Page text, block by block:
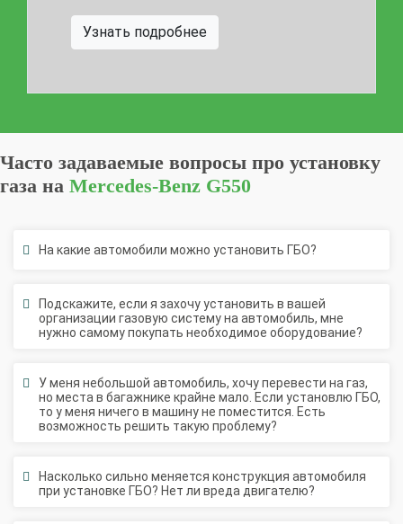
Узнать подробнее
Часто задаваемые вопросы про установку
газа наMercedes-Benz G550
организации газовую систему на автомобиль, мне
нужно самому покупать необходимое оборудование?
но места в багажнике крайне мало. Если установлю ГБО,
то у меня ничего в машину не поместится. Есть
возможность решить такую проблему?
при установке ГБО? Нет ли вреда двигателю?